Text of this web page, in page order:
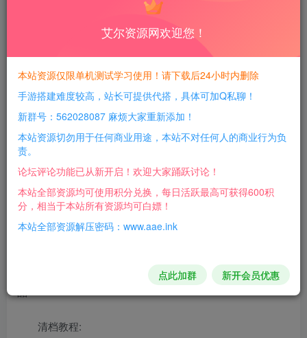
每日活跃最高可获得600积分！所有资源可以使用
积分免费兑换！
游戏介绍：
PS：登录后台–左边导航栏–运营中心–物品列表–同步物
品
清档教程:
艾尔资源网欢迎您！
本站资源仅限单机测试学习使用！请下载后24小时内删除
手游搭建难度较高，站长可提供代搭，具体可加Q私聊！
新群号：562028087 麻烦大家重新添加！
本站资源切勿用于任何商业用途，本站不对任何人的商业行为负
责。
论坛评论功能已从新开启！欢迎大家踊跃讨论！
本站全部资源均可使用积分兑换，每日活跃最高可获得600积
分，相当于本站所有资源均可白嫖！
本站全部资源解压密码：www.aae.ink
点此加群 新开会员优惠